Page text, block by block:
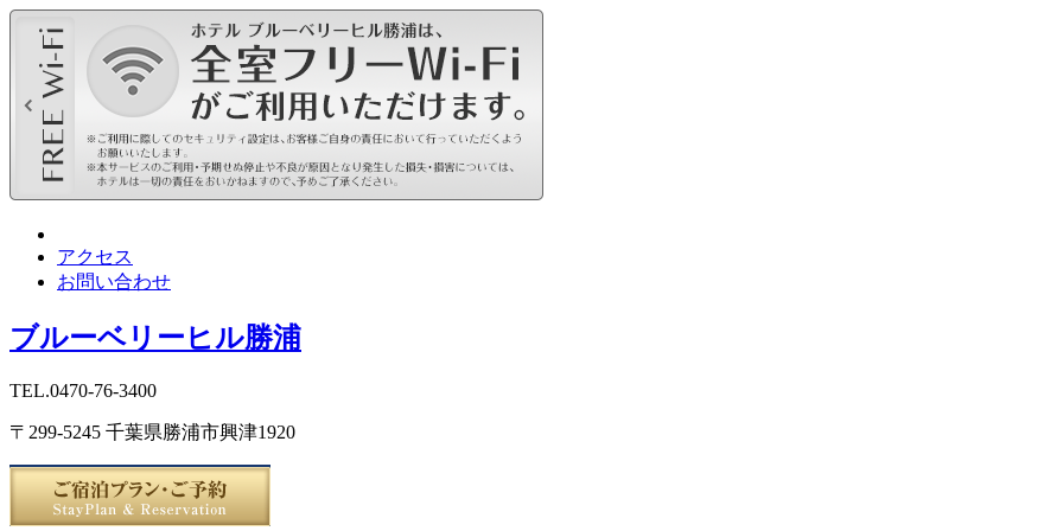
アクセス
お問い合わせ
ブルーベリーヒル勝浦
TEL.0470-76-3400
〒299-5245 千葉県勝浦市興津1920